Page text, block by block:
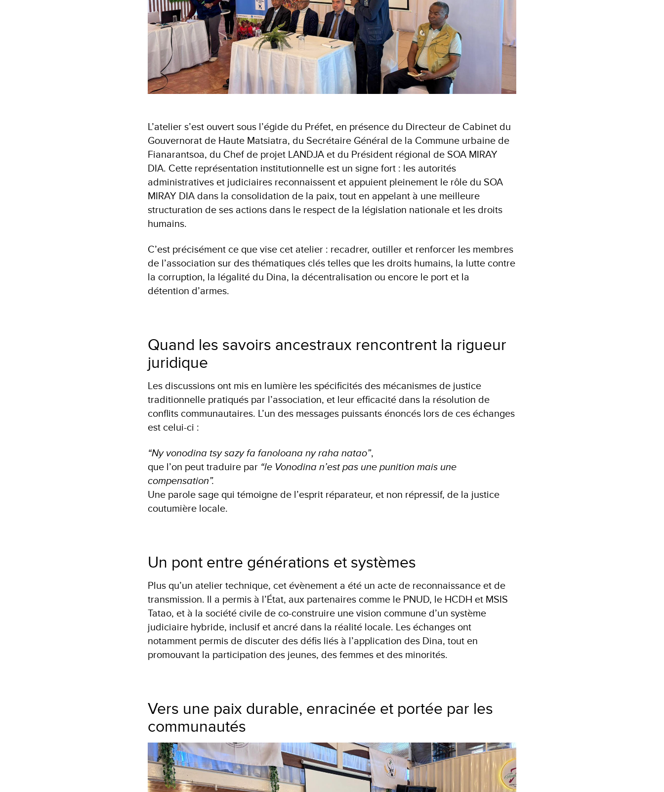
L’atelier s’est ouvert sous l’égide du Préfet, en présence du Directeur de Cabinet du
Gouvernorat de Haute Matsiatra, du Secrétaire Général de la Commune urbaine de
Fianarantsoa, du Chef de projet LANDJA et du Président régional de SOA MIRAY
DIA. Cette représentation institutionnelle est un signe fort : les autorités
administratives et judiciaires reconnaissent et appuient pleinement le rôle du SOA
MIRAY DIA dans la consolidation de la paix, tout en appelant à une meilleure
structuration de ses actions dans le respect de la législation nationale et les droits
humains.
C’est précisément ce que vise cet atelier : recadrer, outiller et renforcer les membres
de l’association sur des thématiques clés telles que les droits humains, la lutte contre
la corruption, la légalité du Dina, la décentralisation ou encore le port et la
détention d’armes.
Quand les savoirs ancestraux rencontrent la rigueur
juridique
Les discussions ont mis en lumière les spécificités des mécanismes de justice
traditionnelle pratiqués par l’association, et leur efficacité dans la résolution de
conflits communautaires. L’un des messages puissants énoncés lors de ces échanges
est celui-ci :
“Ny vonodina tsy sazy fa fanoloana ny raha natao”,
que l’on peut traduire par “le Vonodina n’est pas une punition mais une
compensation”.
Une parole sage qui témoigne de l’esprit réparateur, et non répressif, de la justice
coutumière locale.
Un pont entre générations et systèmes
Plus qu’un atelier technique, cet évènement a été un acte de reconnaissance et de
transmission. Il a permis à l’État, aux partenaires comme le PNUD, le HCDH et MSIS
Tatao, et à la société civile de co-construire une vision commune d’un système
judiciaire hybride, inclusif et ancré dans la réalité locale. Les échanges ont
notamment permis de discuter des défis liés à l’application des Dina, tout en
promouvant la participation des jeunes, des femmes et des minorités.
Vers une paix durable, enracinée et portée par les
communautés